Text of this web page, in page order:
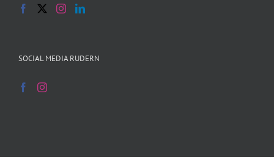
SOCIAL MEDIA RUDERN